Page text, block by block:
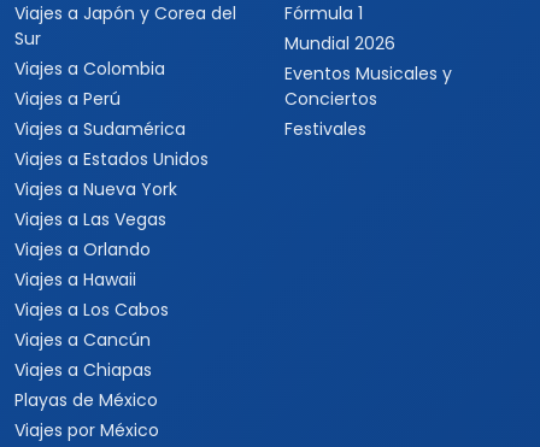
Viajes a Japón y Corea del
Sur
Viajes a Colombia
Viajes a Perú
Viajes a Sudamérica
Viajes a Estados Unidos
Viajes a Nueva York
Viajes a Las Vegas
Viajes a Orlando
Viajes a Hawaii
Viajes a Los Cabos
Viajes a Cancún
Viajes a Chiapas
Playas de México
Viajes por México
Fórmula 1
Mundial 2026
Eventos Musicales y
Conciertos
Festivales